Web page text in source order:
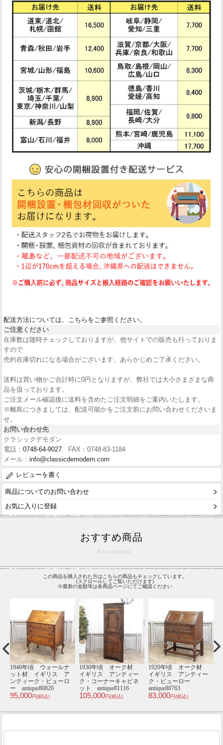
配送方法については、こちらをご参照ください。
ご注意ください
在庫数は随時チェックしておりますが、他サイトでの販売も行っておりま
すので
売約在庫切れになる場合がございます。あらかじめご了承ください。
送料は買い物かご合計時に0円となりますが、弊社では大小さまざまな商
品を扱っております。
ご注文メール確認後に送料を含めたご注文明細をご案内いたします。
※離島につきましては、配送可能かをご注文前にお問い合わせくださいま
せ。
お問い合わせ先
クラシックデモダン
電話： 0748-64-9027 FAX：0748-83-1184
メール： info@classicdemodern.com
レビューを書く
商品についてのお問い合わせ
お気に入りに登録
おすすめ商品
Recommend
この商品を購入された方はこちらの商品もチェックしています。
(スクロールしてご覧いただけます)
※最新の金額等は各商品ページにてご確認ください
1930年頃 ウォールナ
ット材 イギリス ア
ンティーク・ビューロ
ー antique80864
110,000円(税込)
1940年頃 オーク材
イギリス アンティー
ク・コーナーキャビネ
ット antique81007
79,000円(税込)
1940年頃 マホガニー
材 イギリス アンテ
ィーク・ビューロー
antique80821
88,000円(税込)